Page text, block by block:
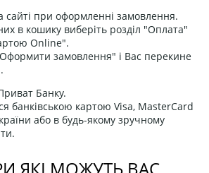
при оформленні замовлення.
в кошику виберіть розділ "Оплата"
Online".
замовлення" і Вас перекине
Банку.
банківською картою Visa, MasterCard
або в будь-якому зручному
ЯКІ МОЖУТЬ ВАС